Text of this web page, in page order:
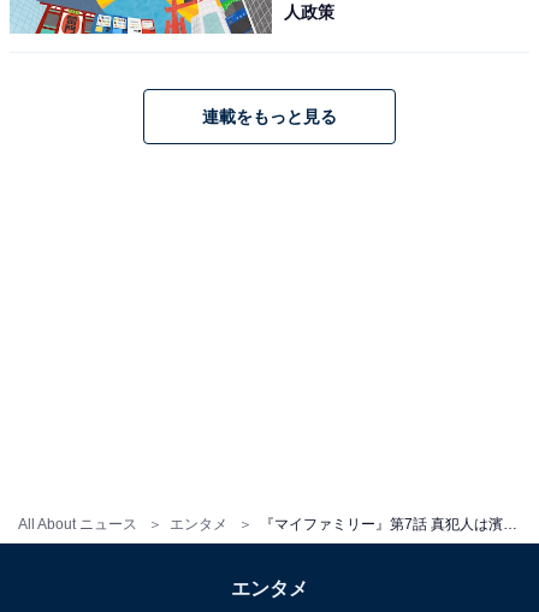
All About ニュース エンタメ
「俺が誘拐した」東堂の衝撃告白に視聴者騒然
また、「演技上手い豪華な役者が多すぎて正直誰が犯人
人政策
連載をもっと見る
エンタメ